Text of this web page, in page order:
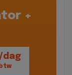
+
dag